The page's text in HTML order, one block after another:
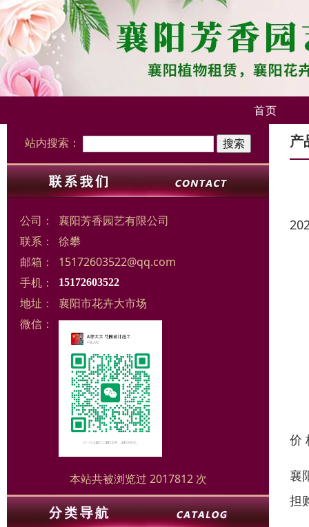
首页
站内搜索：
公司：
襄阳芳香园艺有限公司
联系：
徐攀
邮箱：
15172603522@qq.com
手机：
15172603522
地址：
襄阳市花卉大市场
微信：
本站共被浏览过 2017812 次
产
价
襄
担